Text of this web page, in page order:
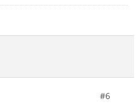
#6